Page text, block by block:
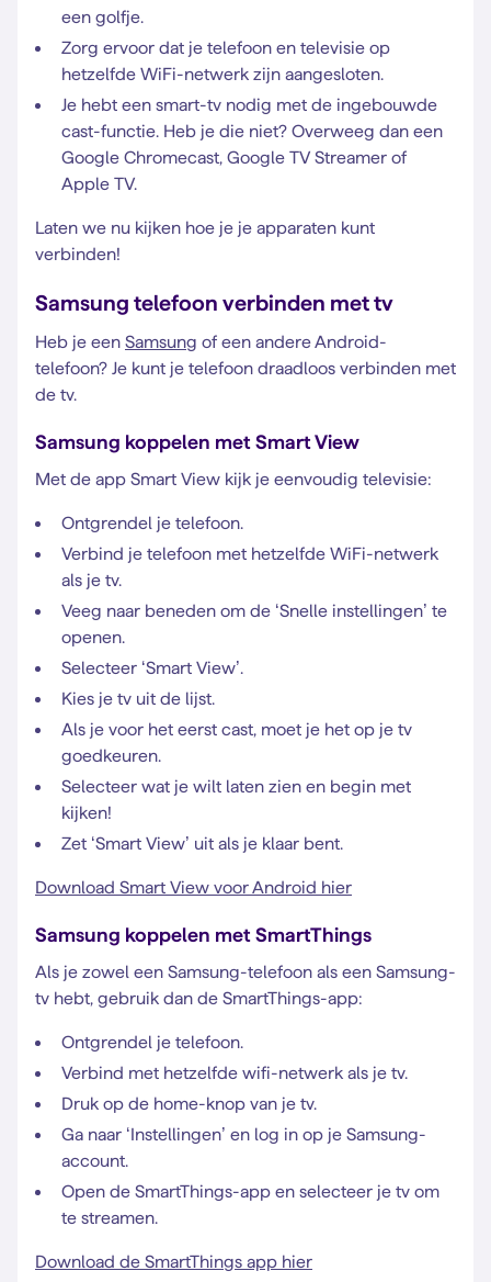
een golfje.
Zorg ervoor dat je telefoon en televisie op
hetzelfde WiFi-netwerk zijn aangesloten.
Je hebt een smart-tv nodig met de ingebouwde
cast-functie. Heb je die niet? Overweeg dan een
Google Chromecast, Google TV Streamer of
Apple TV.
Laten we nu kijken hoe je je apparaten kunt
verbinden!
Samsung telefoon verbinden met tv
Heb je een Samsung of een andere Android-
telefoon? Je kunt je telefoon draadloos verbinden met
de tv.
Samsung koppelen met Smart View
Met de app Smart View kijk je eenvoudig televisie:
Ontgrendel je telefoon.
Verbind je telefoon met hetzelfde WiFi-netwerk
als je tv.
Veeg naar beneden om de ‘Snelle instellingen’ te
openen.
Selecteer ‘Smart View’.
Kies je tv uit de lijst.
Als je voor het eerst cast, moet je het op je tv
goedkeuren.
Selecteer wat je wilt laten zien en begin met
kijken!
Zet ‘Smart View’ uit als je klaar bent.
Download Smart View voor Android hier
Samsung koppelen met SmartThings
Als je zowel een Samsung-telefoon als een Samsung-
tv hebt, gebruik dan de SmartThings-app:
Ontgrendel je telefoon.
Verbind met hetzelfde wifi-netwerk als je tv.
Druk op de home-knop van je tv.
Ga naar ‘Instellingen’ en log in op je Samsung-
account.
Open de SmartThings-app en selecteer je tv om
te streamen.
Download de SmartThings app hier